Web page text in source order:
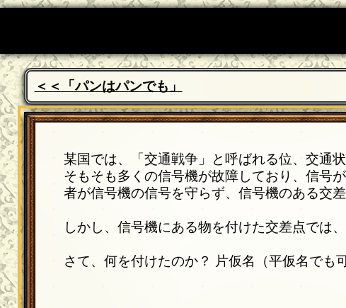
＜＜「パンはパンでも」
某国では、「交通戦争」と呼ばれる位、交通状
そもそも多くの信号機が故障しており、信号
者が信号機の信号を守らず、信号機のある交
しかし、信号機にある物を付けた交差点では
さて、何を付けたのか？ 片仮名（平仮名でも